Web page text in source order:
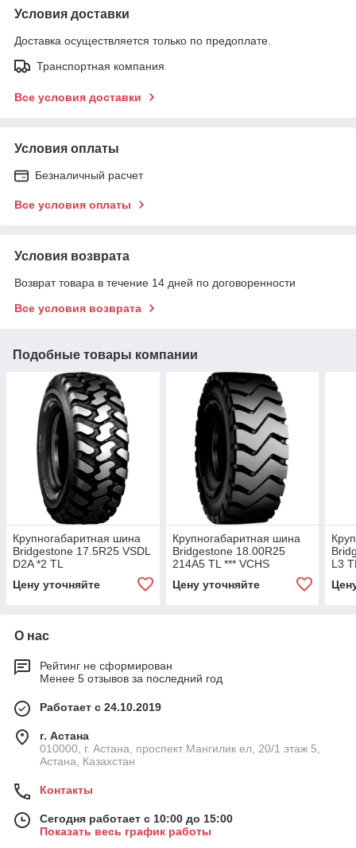
Условия доставки
Доставка осуществляется только по предоплате.
Транспортная компания
Все условия доставки
Условия оплаты
Безналичный расчет
Все условия оплаты
Условия возврата
Возврат товара в течение 14 дней по договоренности
Все условия возврата
Подобные товары компании
Крупногабаритная шина
Bridgestone 17.5R25 VSDL
D2A *2 TL
Цену уточняйте
Крупногабаритная шина
Bridgestone 18.00R25
214A5 TL *** VCHS
Цену уточняйте
L3
О нас
Рейтинг не сформирован
Менее 5 отзывов за последний год
Работает с 24.10.2019
г. Астана
010000, г. Астана, проспект Мангилик ел, 20/1 этаж 5,
Астана, Казахстан
Контакты
Сегодня работает с 10:00 до 15:00
Показать весь график работы